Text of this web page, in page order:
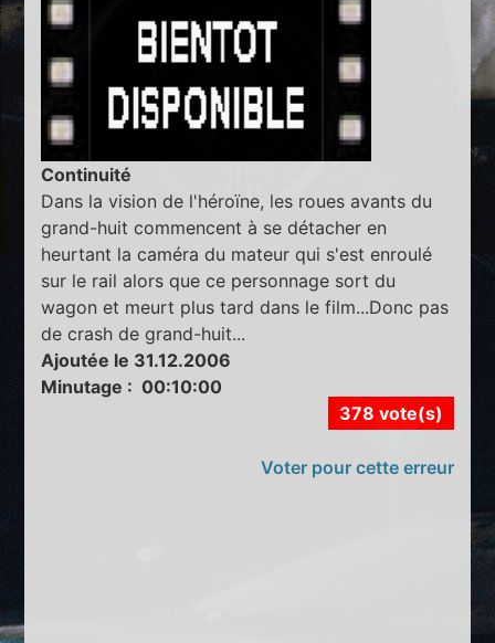
Continuité
Dans la vision de l'héroïne, les roues avants du
grand-huit commencent à se détacher en
heurtant la caméra du mateur qui s'est enroulé
sur le rail alors que ce personnage sort du
wagon et meurt plus tard dans le film...Donc pas
de crash de grand-huit...
Ajoutée le 31.12.2006
Minutage : 00:10:00
378 vote(s)
Voter pour cette erreur